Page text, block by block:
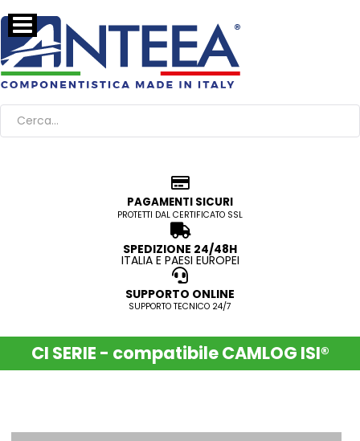
PAGAMENTI SICURI
PROTETTI DAL CERTIFICATO SSL
SPEDIZIONE 24/48H
ITALIA E PAESI EUROPEI
SUPPORTO ONLINE
SUPPORTO TECNICO 24/7
CI SERIE - compatibile CAMLOG ISI®